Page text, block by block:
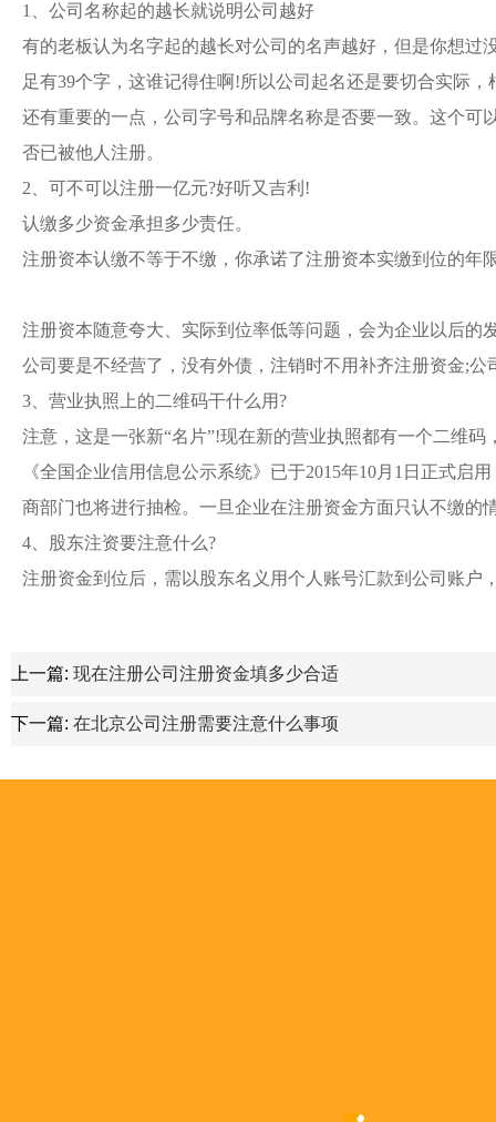
1、公司名称起的越长就说明公司越好
有的老板认为名字起的越长对公司的名声越好，但是你想
足有39个字，这谁记得住啊!所以公司起名还是要切合实际
还有重要的一点，公司字号和品牌名称是否要一致。这个
否已被他人注册。
2、可不可以注册一亿元?好听又吉利!
认缴多少资金承担多少责任。
注册资本认缴不等于不缴，你承诺了注册资本实缴到位的
注册资本随意夸大、实际到位率低等问题，会为企业以后的
公司要是不经营了，没有外债，注销时不用补齐注册资金;公
3、营业执照上的二维码干什么用?
注意，这是一张新“名片”!现在新的营业执照都有一个二维
《全国企业信用信息公示系统》已于2015年10月1日正式启
商部门也将进行抽检。一旦企业在注册资金方面只认不缴
4、股东注资要注意什么?
注册资金到位后，需以股东名义用个人账号汇款到公司账户
上一篇: 现在注册公司注册资金填多少合适
下一篇: 在北京公司注册需要注意什么事项